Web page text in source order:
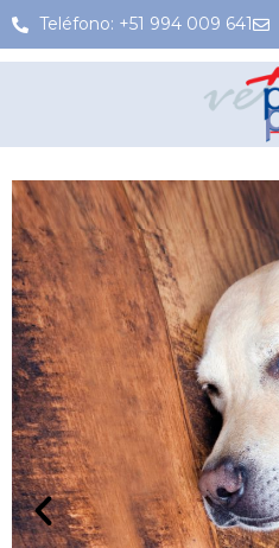
Teléfono: +51 994 009 641